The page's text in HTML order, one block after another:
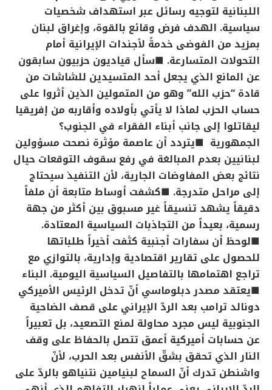
اللبنانية لتوجيه رسائل عبر استهداف شخصيات
سياسية. الهدف فرض وقائع بالقوة، وإغراق لبنان
بمزيد من الفوضى خدمةً لأجندات الإيرانية أمام
التحولات المتسارعة. ■سأل قياديون حزبيون سابقون
عن المانع الذي يجعل أحد المتسيدين للشاشات من
قادة “حزب الله” وهو من المتمولين الذين أثروا على
حساب الحزب لماذا لا يأتي بأولاده وأقاربه من إفريقيا
ليقاتلوا إلى جانب أبناء الفقراء في الجنوب؟
الجمهورية ■يتردد أن عاصمة مؤثرة نصحت مسؤولين
لبنانيين بعدم المبالغة في رفع سقوف التوقعات حيال
نتائج بعض المفاوضات الجارية، لأن التنفيذ سيحتاج
إلى مراحل متدرجة. ■كشفت أوساط متابعة أن ملفاً
دقيقاً يشهد تنسيقاً غير مسبوق بين أكثر من جهة
رسمية، بعيداً من التجاذبات السياسية المعتادة.
■لوحظ أن سفارات أجنبية كثفت أخيراً طلباتها
للحصول على تقارير اقتصادية وإدارية، بالتوازي مع
تراجع اهتمامها بالتفاصيل السياسية اليومية. البناء
■يعتقد مصدر دبلوماسي أنّ تدخل الرئيس الأميركي
دونالد ترامب بعد الردّ الإيراني على قصف الضاحية
الجنوبية ليس مجرد محاولة لمنع التصعيد، بل تعبيراً
عن حسابات أميركية أعمق تتصل بالحفاظ على وقف
النار الذي تحقق بشقّ الأنفس بعد الحرب، لأنّ
واشنطن تدرك أنّ السماح لبنيامين نتنياهو بالردّ على